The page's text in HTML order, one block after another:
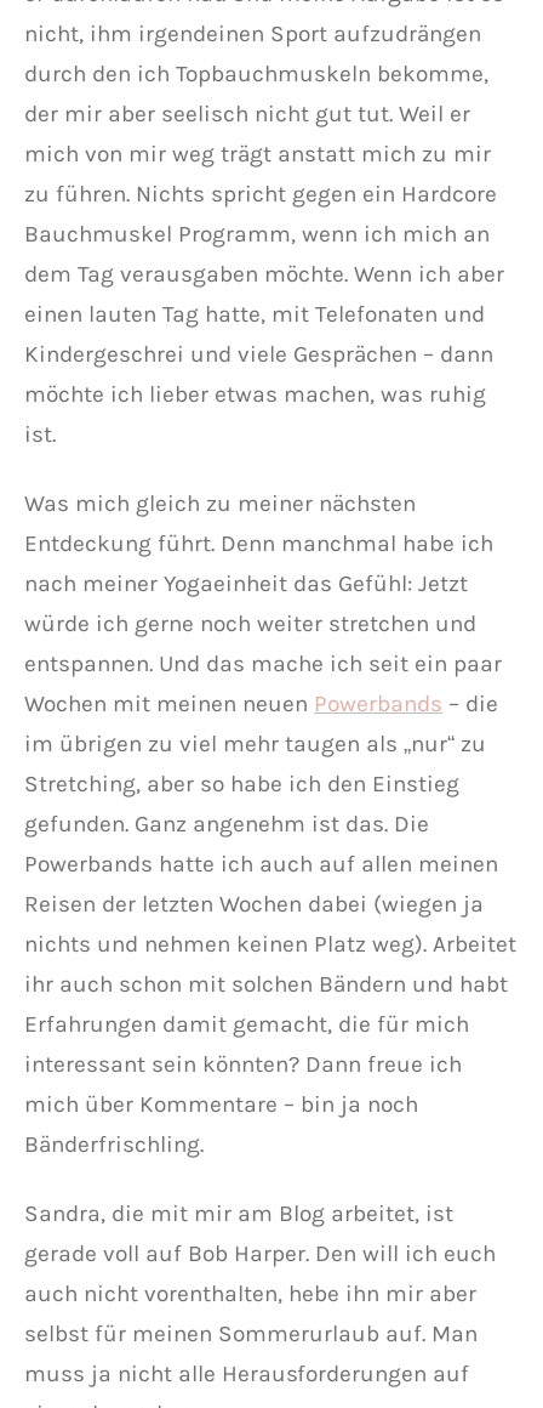
nicht, ihm irgendeinen Sport aufzudrängen
durch den ich Topbauchmuskeln bekomme,
der mir aber seelisch nicht gut tut. Weil er
mich von mir weg trägt anstatt mich zu mir
zu führen. Nichts spricht gegen ein Hardcore
Bauchmuskel Programm, wenn ich mich an
dem Tag verausgaben möchte. Wenn ich aber
einen lauten Tag hatte, mit Telefonaten und
Kindergeschrei und viele Gesprächen – dann
möchte ich lieber etwas machen, was ruhig
ist.
Was mich gleich zu meiner nächsten
Entdeckung führt. Denn manchmal habe ich
nach meiner Yogaeinheit das Gefühl: Jetzt
würde ich gerne noch weiter stretchen und
entspannen. Und das mache ich seit ein paar
Wochen mit meinen neuen Powerbands – die
im übrigen zu viel mehr taugen als „nur“ zu
Stretching, aber so habe ich den Einstieg
gefunden. Ganz angenehm ist das. Die
Powerbands hatte ich auch auf allen meinen
Reisen der letzten Wochen dabei (wiegen ja
nichts und nehmen keinen Platz weg). Arbeitet
ihr auch schon mit solchen Bändern und habt
Erfahrungen damit gemacht, die für mich
interessant sein könnten? Dann freue ich
mich über Kommentare – bin ja noch
Bänderfrischling.
Sandra, die mit mir am Blog arbeitet, ist
gerade voll auf Bob Harper. Den will ich euch
auch nicht vorenthalten, hebe ihn mir aber
selbst für meinen Sommerurlaub auf. Man
muss ja nicht alle Herausforderungen auf